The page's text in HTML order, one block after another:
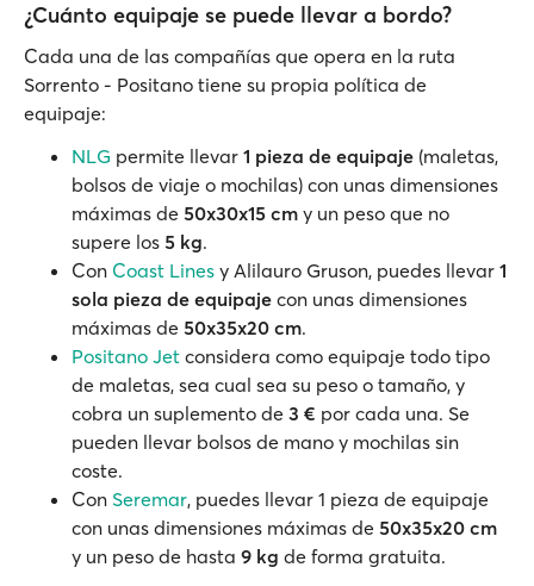
¿Cuánto equipaje se puede llevar a bordo?
Cada una de las compañías que opera en la ruta
Sorrento - Positano tiene su propia política de
equipaje:
NLG permite llevar 1 pieza de equipaje (maletas,
bolsos de viaje o mochilas) con unas dimensiones
máximas de 50x30x15 cm y un peso que no
supere los 5 kg.
Con Coast Lines y Alilauro Gruson, puedes llevar 1
sola pieza de equipaje con unas dimensiones
máximas de 50x35x20 cm.
Positano Jet considera como equipaje todo tipo
de maletas, sea cual sea su peso o tamaño, y
cobra un suplemento de 3 € por cada una. Se
pueden llevar bolsos de mano y mochilas sin
coste.
Con Seremar, puedes llevar 1 pieza de equipaje
con unas dimensiones máximas de 50x35x20 cm
y un peso de hasta 9 kg de forma gratuita.